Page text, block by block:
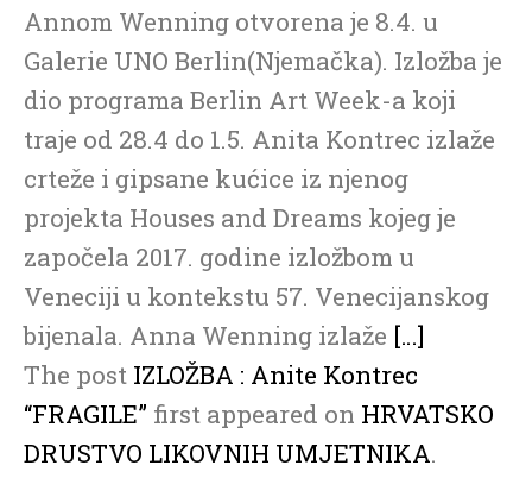
Annom Wenning otvorena je 8.4. u
Galerie UNO Berlin(Njemačka). Izložba je
dio programa Berlin Art Week-a koji
traje od 28.4 do 1.5. Anita Kontrec izlaže
crteže i gipsane kućice iz njenog
projekta Houses and Dreams kojeg je
započela 2017. godine izložbom u
Veneciji u kontekstu 57. Venecijanskog
bijenala. Anna Wenning izlaže […]
The post IZLOŽBA : Anite Kontrec
“FRAGILE” first appeared on HRVATSKO
DRUSTVO LIKOVNIH UMJETNIKA.